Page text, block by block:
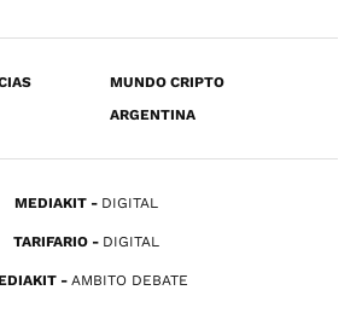
MUNDO CRIPTO
ARGENTINA
MEDIAKIT DIGITAL
TARIFARIO DIGITAL
AMBITO DEBATE